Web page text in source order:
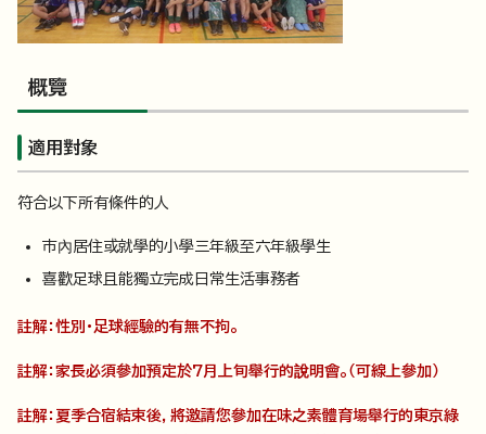
概覽
適用對象
符合以下所有條件的人
市內居住或就學的小學三年級至六年級學生
喜歡足球且能獨立完成日常生活事務者
註解：性別・足球經驗的有無不拘。
註解：家長必須參加預定於7月上旬舉行的說明會。（可線上參加）
註解：夏季合宿結束後，將邀請您參加在味之素體育場舉行的東京綠